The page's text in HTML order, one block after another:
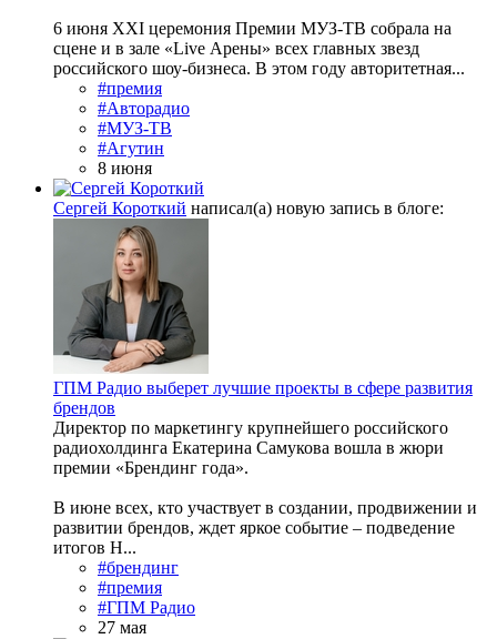
6 июня XXI церемония Премии МУЗ-ТВ собрала на
сцене и в зале «Live Арены» всех главных звезд
российского шоу-бизнеса. В этом году авторитетная...
#премия
#Авторадио
#МУЗ-ТВ
#Агутин
8 июня
Сергей Короткий написал(а) новую запись в блоге:
ГПМ Радио выберет лучшие проекты в сфере развития
брендов
Директор по маркетингу крупнейшего российского
радиохолдинга Екатерина Самукова вошла в жюри
премии «Брендинг года».
В июне всех, кто участвует в создании, продвижении и
развитии брендов, ждет яркое событие – подведение
итогов Н...
#брендинг
#премия
#ГПМ Радио
27 мая